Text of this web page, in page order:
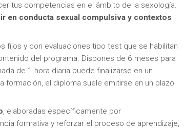
tus competencias en el ámbito de la sexología.
en conducta sexual compulsiva y contextos
fijos y con evaluaciones tipo test que se habilitan
del programa. Dispones de 6 meses para
de 1 hora diaria puede finalizarse en un
formación, el diploma suele emitirse en un plazo
, elaboradas específicamente por
formativa y reforzar el proceso de aprendizaje,